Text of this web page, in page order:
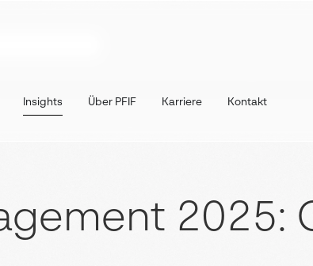
Insights Über PFIF Karriere Kontakt
2025: